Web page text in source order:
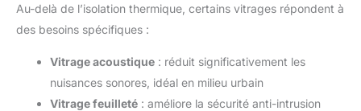
Au-delà de l’isolation thermique, certains vitrages répondent à
des besoins spécifiques :
Vitrage acoustique : réduit significativement les
nuisances sonores, idéal en milieu urbain
Vitrage feuilleté : améliore la sécurité anti-intrusion